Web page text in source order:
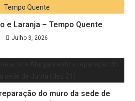
e Laranja – Tempo Quente
Julho 3, 2026
do muro da sede de